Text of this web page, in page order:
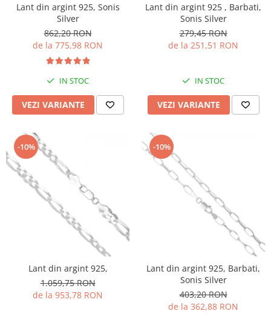
Lant din argint 925, Sonis
Silver
862,20 RON
de la 775,98 RON
IN STOC
VEZI VARIANTE
Lant din argint 925 , Barbati,
Sonis Silver
279,45 RON
de la 251,51 RON
IN STOC
VEZI VARIANTE
-10%
Lant din argint 925,
1.059,75 RON
de la 953,78 RON
-10%
Lant din argint 925, Barbati,
Sonis Silver
403,20 RON
de la 362,88 RON